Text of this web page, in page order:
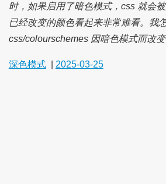
时，如果启用了暗色模式，css 就会
已经改变的颜色看起来非常难看。我
css/colourschemes 因暗色模式而改变
深色模式 2025-03-25